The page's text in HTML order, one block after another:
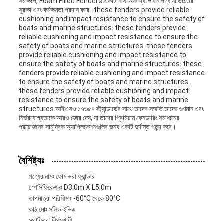
সুরক্ষা এবং কর্মক্ষমতা প্রদান করে।these fenders provide reliable
cushioning and impact resistance to ensure the safety of
boats and marine structures. these fenders provide
reliable cushioning and impact resistance to ensure the
safety of boats and marine structures. these fenders
provide reliable cushioning and impact resistance to
ensure the safety of boats and marine structures. these
fenders provide reliable cushioning and impact resistance
to ensure the safety of boats and marine structures.
these fenders provide reliable cushioning and impact
resistance to ensure the safety of boats and marine
structures.আইএসও ১৭৩৫৭ স্ট্যান্ডার্ডের সাথে তাদের সম্মতি তাদের গুণমান এবং
নির্ভরযোগ্যতাকে আরও জোর দেয়, যা তাদের প্রিমিয়াম ফেনডারিং সমাধানের
প্রয়োজনের সামুদ্রিক অ্যাপ্লিকেশনগুলির জন্য একটি দুর্দান্ত পছন্দ করে।
বৈশিষ্ট্যঃ
পণ্যের নামঃ ফোম ভরা ফ্যান্ডার
স্পেসিফিকেশনঃ D3.0m X L5.0m
তাপমাত্রা পরিসীমাঃ -60°C থেকে 80°C
কাঠামোঃ সলিড ইভিএ